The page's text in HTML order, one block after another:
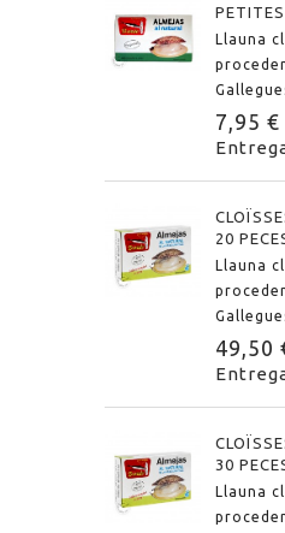
Llauna
7,95 €
20
Llauna
49,50
30
Llauna